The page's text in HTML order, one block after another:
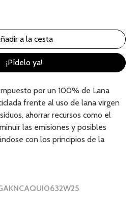
¡Pídelo ya!
por un 100% de Lana
frente al uso de lana virgen
ahorrar recursos como el
las emisiones y posibles
con los principios de la